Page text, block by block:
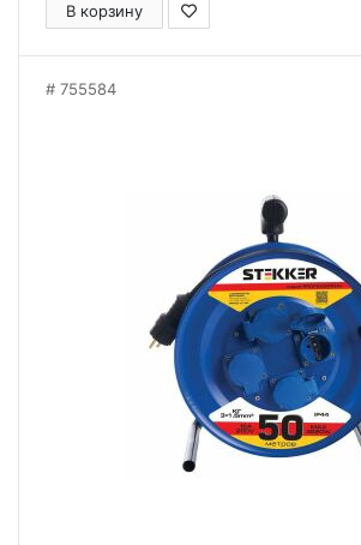
В корзину
755584